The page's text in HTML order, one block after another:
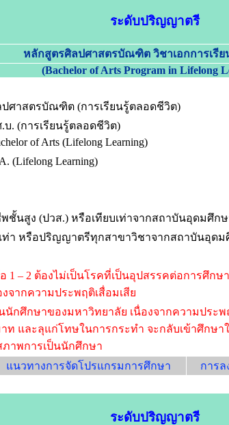
ระดับปริญญาตรี
หลักสูตรศิลปศาสตรบัณฑิต วิชาเอกการเรี
(Bachelor of Arts Program in Lifelong
ศาสตรบัณฑิต (การเรียนรู้ตลอดชีวิต)
บ. (การเรียนรู้ตลอดชีวิต)
of Arts (Lifelong Learning)
(Lifelong Learning)
ชั้นสูง (ปวส.) หรือเทียบเท่าจากสถาบันอุดมศึก
ท่า หรือปริญญาตรีทุกสาขาวิชาจากสถาบันอุด
– 2 ต้องไม่เป็นโรคที่เป็นอุปสรรคต่อการศึกษ
จากความประพฤติเสื่อมเสีย
กศึกษาของมหาวิทยาลัย เนื่องจากความประ
ท และลุแก่โทษในการกระทำ จะกลับเข้าศึกษ
าพการเป็นนักศึกษา
แนวทางการจัดโปรแกรมการศึกษา การล
ระดับปริญญาตรี